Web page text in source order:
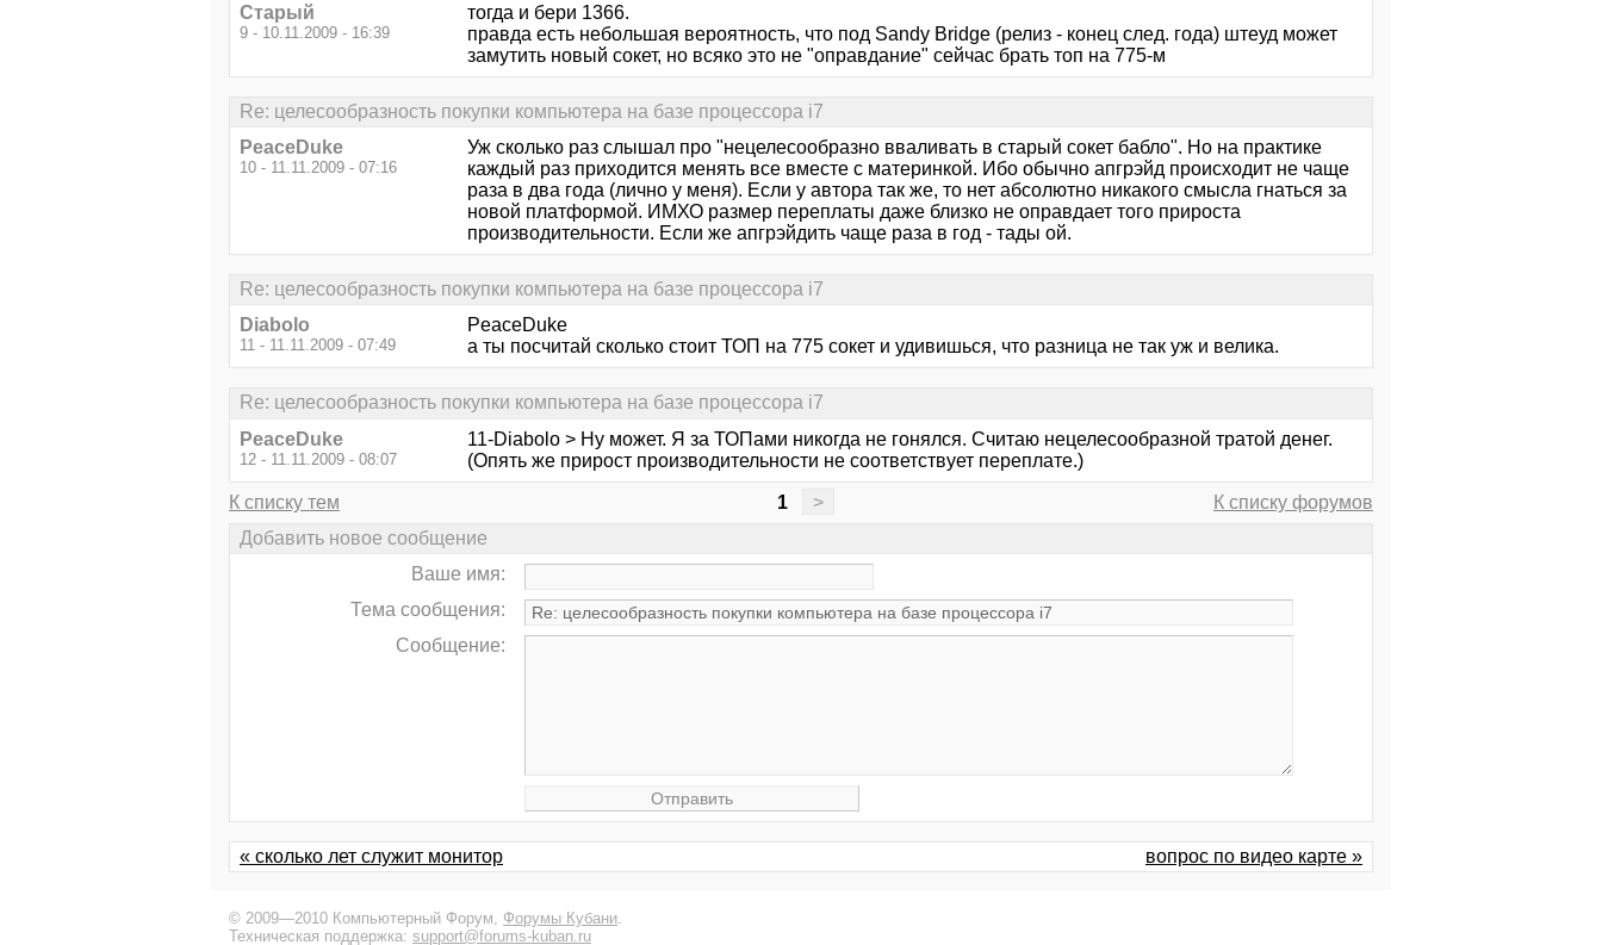
Старый
9 - 10.11.2009 - 16:39
тогда и бери 1366.
правда есть небольшая вероятность, что под Sandy Bridge (релиз - конец след. года) штеуд может
замутить новый сокет, но всяко это не "оправдание" сейчас брать топ на 775-м
Re: целесообразность покупки компьютера на базе процессора i7
PeaceDuke
10 - 11.11.2009 - 07:16
Уж сколько раз слышал про "нецелесообразно вваливать в старый сокет бабло". Но на практике
каждый раз приходится менять все вместе с материнкой. Ибо обычно апгрэйд происходит не чаще
раза в два года (лично у меня). Если у автора так же, то нет абсолютно никакого смысла гнаться за
новой платформой. ИМХО размер переплаты даже близко не оправдает того прироста
производительности. Если же апгрэйдить чаще раза в год - тады ой.
Re: целесообразность покупки компьютера на базе процессора i7
Diabolo
11 - 11.11.2009 - 07:49
PeaceDuke
а ты посчитай сколько стоит ТОП на 775 сокет и удивишься, что разница не так уж и велика.
Re: целесообразность покупки компьютера на базе процессора i7
PeaceDuke
12 - 11.11.2009 - 08:07
11-Diabolo > Ну может. Я за ТОПами никогда не гонялся. Считаю нецелесообразной тратой денег.
(Опять же прирост производительности не соответствует переплате.)
К списку тем 1 >
К списку форумов
Добавить новое сообщение
Ваше имя:
Тема сообщения:
Сообщение:
« сколько лет служит монитор вопрос по видео карте »
© 2009—2010 Компьютерный Форум, Форумы Кубани.
Техническая поддержка: support@forums-kuban.ru